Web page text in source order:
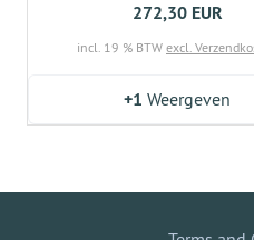
272,30 EUR
incl. 19 % BTW excl.
+1 Weergeven